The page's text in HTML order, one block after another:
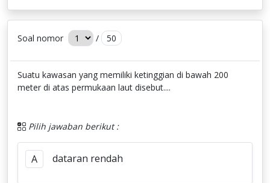
Soal nomor / 50
Suatu kawasan yang memiliki ketinggian di bawah 200
meter di atas permukaan laut disebut....
Pilih jawaban berikut :
A dataran rendah